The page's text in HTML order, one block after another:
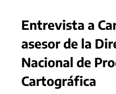
Entrevista a
asesor de la
Nacional de
Cartográfica